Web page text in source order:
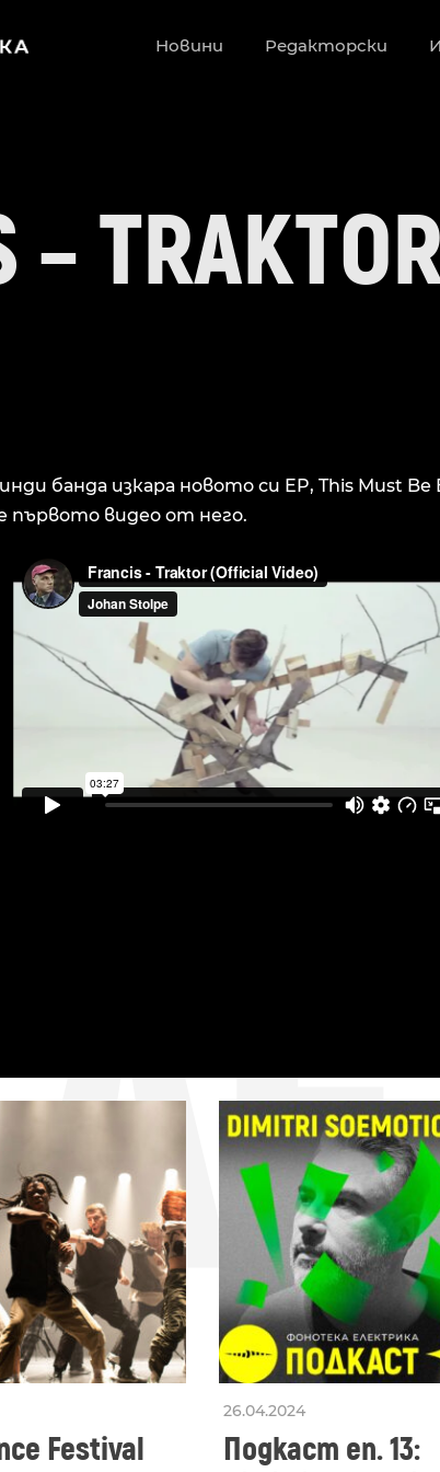
Новини Редакторски
–
банда изкара новото си EP, This Must Be
първото видео от него.
Festival
26.04.2024
Подкаст еп. 13: